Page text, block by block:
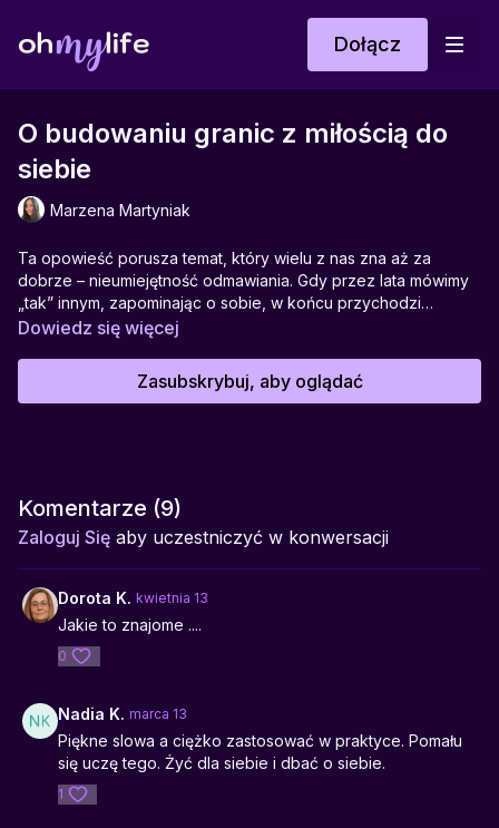
Dołącz
O budowaniu granic z miłością do
siebie
Marzena Martyniak
Ta opowieść porusza temat, który wielu z nas zna aż za
dobrze – nieumiejętność odmawiania. Gdy przez lata mówimy
„tak” innym, zapominając o sobie, w końcu przychodzi
moment zmęczenia. Ta bajka jest delikatnym, ale mocnym
wyrazem troski. O siebie. O swoje zdrowie. O marzenia, które
czekają na miejsce w kalendarzu. To historia o powrocie do
własnymi granicami.
Pomaga w:nauce asertywności, budowaniu relacji ze sobą,
uwalnianiu się od presji spełniania cudzych oczekiwań.
Dowiedz się więcej
Zasubskrybuj, aby oglądać
Komentarze (9)
Zaloguj Się aby uczestniczyć w konwersacji
Dorota K. kwietnia 13
Jakie to znajome ....
0
Nadia K. marca 13
Piękne slowa a ciężko zastosować w praktyce. Pomału
się uczę tego. Żyć dla siebie i dbać o siebie.
1